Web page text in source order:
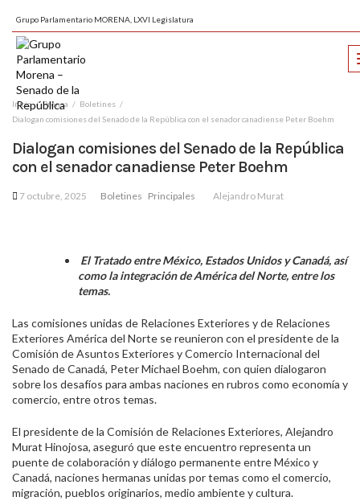
Grupo Parlamentario MORENA, LXVI Legislatura
Inicio Prensa
Boletines
Dialogan comisiones del Senado de la República con el senador canadiense Peter Boehm
Dialogan comisiones del Senado de la República
con el senador canadiense Peter Boehm
7 octubre, 2025 Boletines Principales Alejandro Murat
El Tratado entre México, Estados Unidos y Canadá, así
como la integración de América del Norte, entre los
temas.
Las comisiones unidas de Relaciones Exteriores y de Relaciones
Exteriores América del Norte se reunieron con el presidente de la
Comisión de Asuntos Exteriores y Comercio Internacional del
Senado de Canadá, Peter Michael Boehm, con quien dialogaron
sobre los desafíos para ambas naciones en rubros como economía y
comercio, entre otros temas.
El presidente de la Comisión de Relaciones Exteriores, Alejandro
Murat Hinojosa, aseguró que este encuentro representa un
puente de colaboración y diálogo permanente entre México y
Canadá, naciones hermanas unidas por temas como el comercio,
migración, pueblos originarios, medio ambiente y cultura.